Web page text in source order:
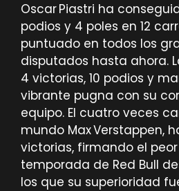
Oscar Piastri ha
podios y 4 poles en 12
puntuado en todos los
disputados hasta ahora.
4 victorias, 10 podios y
vibrante pugna con su
equipo. El cuatro veces
mundo Max Verstappen,
victorias, firmando el
temporada de Red Bull
los que su superioridad